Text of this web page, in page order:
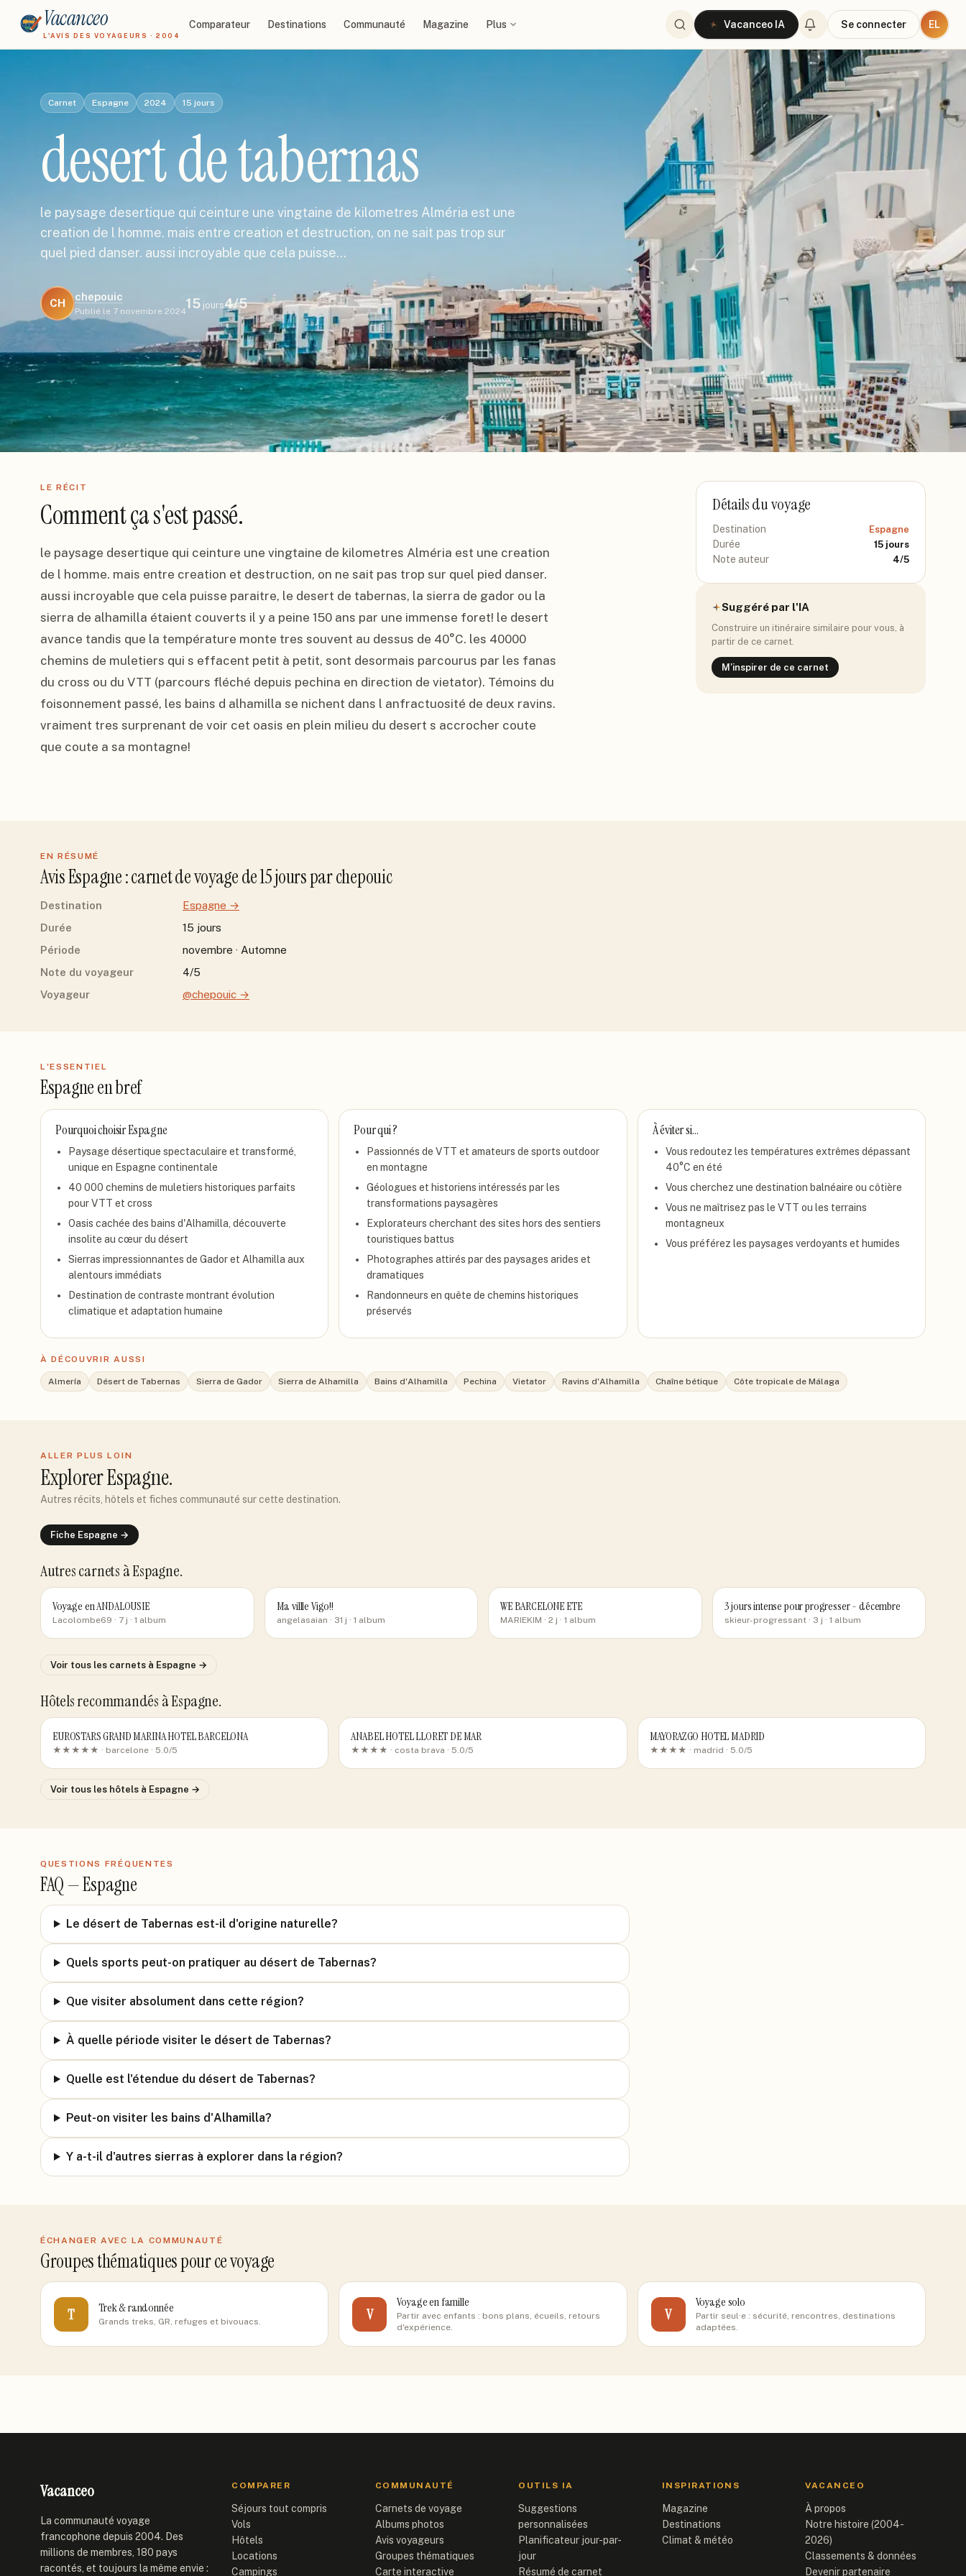
Vacanceo
L'AVIS DES VOYAGEURS · 2004
Comparateur Destinations Communauté Magazine Plus Vacanceo IA Se connecter EL
Carnet Espagne 2024 15 jours
desert de tabernas
le paysage desertique qui ceinture une vingtaine de kilometres Alméria est une
creation de l homme. mais entre creation et destruction, on ne sait pas trop sur
quel pied danser. aussi incroyable que cela puisse…
CH
chepouic
Publié le 7 novembre 2024
15 jours4/5
LE RÉCIT
Comment ça s'est passé.
le paysage desertique qui ceinture une vingtaine de kilometres Alméria est une creation
de l homme. mais entre creation et destruction, on ne sait pas trop sur quel pied danser.
aussi incroyable que cela puisse paraitre, le desert de tabernas, la sierra de gador ou la
sierra de alhamilla étaient couverts il y a peine 150 ans par une immense foret! le desert
avance tandis que la température monte tres souvent au dessus de 40°C. les 40000
chemins de muletiers qui s effacent petit à petit, sont desormais parcourus par les fanas
du cross ou du VTT (parcours fléché depuis pechina en direction de vietator). Témoins du
foisonnement passé, les bains d alhamilla se nichent dans l anfractuosité de deux ravins.
vraiment tres surprenant de voir cet oasis en plein milieu du desert s accrocher coute
que coute a sa montagne!
Détails du voyage
Destination Espagne
Durée 15 jours
Note auteur 4/5
Suggéré par l'IA
Construire un itinéraire similaire pour vous, à
partir de ce carnet.
M'inspirer de ce carnet
EN RÉSUMÉ
AvisEspagne: carnet de voyage de15joursparchepouic
Destination Espagne →
Durée
15 jours
Période
novembre · Automne
Note du voyageur
4/5
Voyageur
@chepouic →
L'ESSENTIEL
Espagneen bref
Pourquoi choisirEspagne
Paysage désertique spectaculaire et transformé,
unique en Espagne continentale
40 000 chemins de muletiers historiques parfaits
pour VTT et cross
Oasis cachée des bains d'Alhamilla, découverte
insolite au cœur du désert
Sierras impressionnantes de Gador et Alhamilla aux
alentours immédiats
Destination de contraste montrant évolution
climatique et adaptation humaine
Pour qui ?
Passionnés de VTT et amateurs de sports outdoor
en montagne
Géologues et historiens intéressés par les
transformations paysagères
Explorateurs cherchant des sites hors des sentiers
touristiques battus
Photographes attirés par des paysages arides et
dramatiques
Randonneurs en quête de chemins historiques
préservés
À éviter si…
Vous redoutez les températures extrêmes dépassant
40°C en été
Vous cherchez une destination balnéaire ou côtière
Vous ne maîtrisez pas le VTT ou les terrains
montagneux
Vous préférez les paysages verdoyants et humides
À DÉCOUVRIR AUSSI
Almería Désert de Tabernas Sierra de Gador Sierra de Alhamilla Bains d'Alhamilla Pechina Vietator Ravins d'Alhamilla Chaîne bétique Côte tropicale de Málaga
ALLER PLUS LOIN
ExplorerEspagne.
Autres récits, hôtels et fiches communauté sur cette destination.
Fiche Espagne →
Autres carnets à Espagne.
Voyage en ANDALOUSIE
Lacolombe69 · 7 j · 1 album
Ma villle Vigo!!
angelasaian · 31 j · 1 album
WE BARCELONE ETE
MARIEKIM · 2 j · 1 album
3 jours intense pour progresser - décembre
skieur-progressant· 3 j · 1 album
Voir tous les carnets à Espagne →
Hôtels recommandés à Espagne.
EUROSTARS GRAND MARINA HOTEL BARCELONA
★★★★★ · barcelone · 5.0/5
ANABEL HOTEL LLORET DE MAR
★★★★ · costa brava · 5.0/5
MAYORAZGO HOTEL MADRID
★★★★ · madrid · 5.0/5
Voir tous les hôtels à Espagne →
QUESTIONS FRÉQUENTES
FAQ —Espagne
Le désert de Tabernas est-il d'origine naturelle?
Quels sports peut-on pratiquer au désert de Tabernas?
Que visiter absolument dans cette région?
À quelle période visiter le désert de Tabernas?
Quelle est l'étendue du désert de Tabernas?
Peut-on visiter les bains d'Alhamilla?
Y a-t-il d'autres sierras à explorer dans la région?
ÉCHANGER AVEC LA COMMUNAUTÉ
Groupes thématiques pour ce voyage
T Trek & randonnée
Grands treks, GR, refuges et bivouacs. V
Voyage en famille
Partir avec enfants : bons plans, écueils, retours
d'expérience.
V
Voyage solo
Partir seul·e : sécurité, rencontres, destinations
adaptées.
Vacanceo
La communauté voyage
francophone depuis 2004. Des
millions de membres, 180 pays
racontés, et toujours la même envie :
COMPARER
Séjours tout compris
Vols
Hôtels
Locations
Campings
COMMUNAUTÉ
Carnets de voyage
Albums photos
Avis voyageurs
Groupes thématiques
Carte interactive
OUTILS IA
Suggestions
personnalisées
Planificateur jour-par-
jour
Résumé de carnet
INSPIRATIONS
Magazine
Destinations
Climat & météo
VACANCEO
À propos
Notre histoire (2004-
2026)
Classements & données
Devenir partenaire